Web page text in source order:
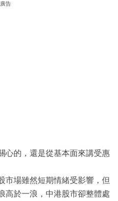
廣告
心的，還是從基本面來講受惠
市場雖然短期情緒受影響，但
高於一浪，中港股市卻整體處